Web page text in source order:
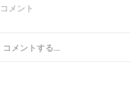
コメント